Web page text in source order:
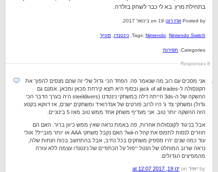
בתחילת מרץ. בא לי כבר לשחק בזלדה.
Posted by ארז רונן
Tags: Nintendo Nintendo Switch נינטנדו סוויץ'
Categories: חפירות
8 Responses
אני מסכים עם רוב מה שנאמר פה. הפחד הכי גדול שלי זה שהם מנסים להפוך את
הקונסולה ל-jack of all trades ובסוף היא תצא קירחת מכאן ומכאן. אמנם גם
ההשקה של ה-3ds הייתה דלה במשחקי נינטדנו (steeldivers היה בערך הדבר הכי
גדול) ומשחקי צד ג' היו לרוב פורטים של אנדרואיד ומשחקים ישנים, אז דווקא בקטע
הזה ההשקה יותר טוב. אני מעדיף משחק אחד ממש טוב מאז 5 בינוניים.
אבל בניגוד לקונסולות אחרות, פה באמת נראה שאין ממש כיוון ברור. האם הם
חוזרים לנסות לתפוס את קהל ה-wii? האם נקבל משחקי AAA או יותר מובייל? אולי
עוד כמה שנים יהיו מספיק משחקים בכל נתיב, אבל בהתחשב בכוח הנחות שלה,
נראה שרוב המוחלט של הנטל ייפול על הכתפיים של נינטנדו עצמה ללא עזרה
מהמפיצים הגדולים.
by יאיר ינו 19, 2017 at 12:07